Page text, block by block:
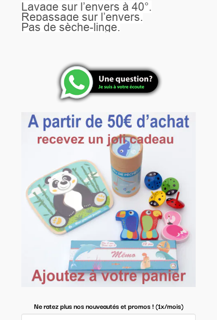
Ne ratez plus nos nouveautés et promos ! (1x/mois)
Lavage sur l’envers à 40°.
Repassage sur l’envers.
Pas de sèche-linge.